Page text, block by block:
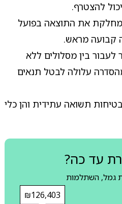
להצטרף.
את התוצאה בפועל
קבועה מראש.
לעבור בין מסלולים ללא
עלולה לבטל תנאים
תשואה עתידית והן כלי
עד כה?
גמל, השתלמות
₪126,403